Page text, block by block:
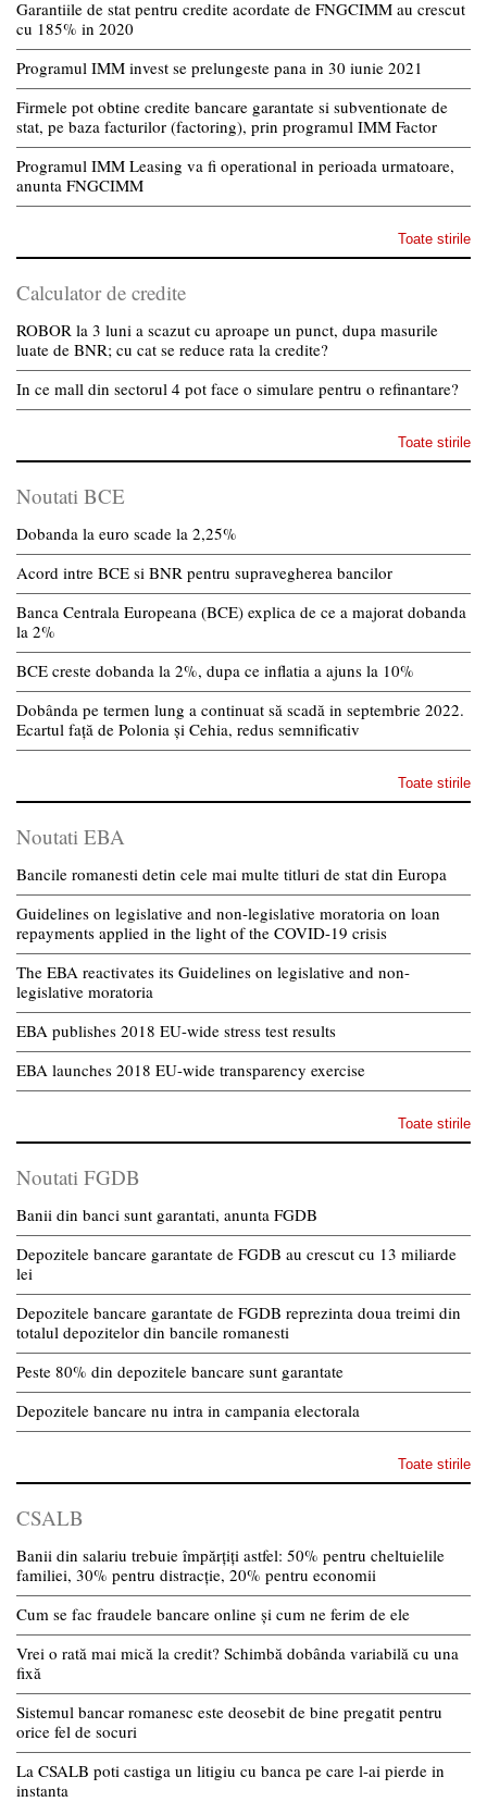
Garantiile de stat pentru credite acordate de FNGCIMM au crescut
cu 185% in 2020
Programul IMM invest se prelungeste pana in 30 iunie 2021
Firmele pot obtine credite bancare garantate si subventionate de
stat, pe baza facturilor (factoring), prin programul IMM Factor
Programul IMM Leasing va fi operational in perioada urmatoare,
anunta FNGCIMM
Toate stirile
Calculator de credite
ROBOR la 3 luni a scazut cu aproape un punct, dupa masurile
luate de BNR; cu cat se reduce rata la credite?
In ce mall din sectorul 4 pot face o simulare pentru o refinantare?
Toate stirile
Noutati BCE
Dobanda la euro scade la 2,25%
Acord intre BCE si BNR pentru supravegherea bancilor
Banca Centrala Europeana (BCE) explica de ce a majorat dobanda
la 2%
BCE creste dobanda la 2%, dupa ce inflatia a ajuns la 10%
Dobânda pe termen lung a continuat să scadă in septembrie 2022.
Ecartul față de Polonia și Cehia, redus semnificativ
Toate stirile
Noutati EBA
Bancile romanesti detin cele mai multe titluri de stat din Europa
Guidelines on legislative and non-legislative moratoria on loan
repayments applied in the light of the COVID-19 crisis
The EBA reactivates its Guidelines on legislative and non-
legislative moratoria
EBA publishes 2018 EU-wide stress test results
EBA launches 2018 EU-wide transparency exercise
Toate stirile
Noutati FGDB
Banii din banci sunt garantati, anunta FGDB
Depozitele bancare garantate de FGDB au crescut cu 13 miliarde
lei
Depozitele bancare garantate de FGDB reprezinta doua treimi din
totalul depozitelor din bancile romanesti
Peste 80% din depozitele bancare sunt garantate
Depozitele bancare nu intra in campania electorala
Toate stirile
CSALB
Banii din salariu trebuie împărțiți astfel: 50% pentru cheltuielile
familiei, 30% pentru distracție, 20% pentru economii
Cum se fac fraudele bancare online și cum ne ferim de ele
Vrei o rată mai mică la credit? Schimbă dobânda variabilă cu una
fixă
Sistemul bancar romanesc este deosebit de bine pregatit pentru
orice fel de socuri
La CSALB poti castiga un litigiu cu banca pe care l-ai pierde in
instanta